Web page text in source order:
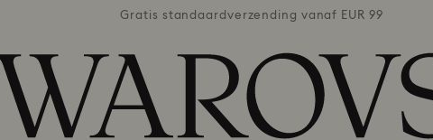
Gratis standaardverzending vanaf EUR 99